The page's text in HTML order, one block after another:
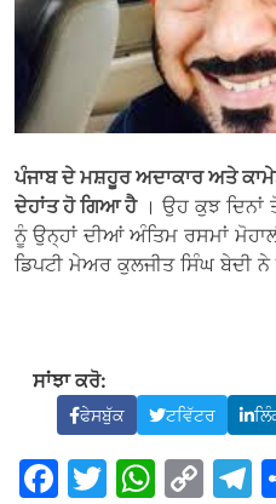
ਪੰਜਾਬ ਦੇ ਮਸ਼ਹੂਰ ਅਦਾਕਾਰ ਅਤੇ
ਦੇਹਾਂਤ ਹੋ ਗਿਆ ਹੈ। ਉਹ ਕੁਝ ਦਿਨਾਂ
ਨੂੰ ਉਨ੍ਹਾਂ ਦੀਆਂ ਅੰਤਿਮ ਰਸਮਾਂ
ਡਿਪਟੀ ਮੇਅਰ ਕੁਲਜੀਤ ਸਿੰਘ ਬੇਦੀ ਨੇ
ਸਾਂਝਾ ਕਰੋ:
ਫੇਸਬੁੱਕ ਟਵਿੱਟਰ
ਫੇਸਬੁੱਕਟਵਿੱਟਰਲਿੰਕ